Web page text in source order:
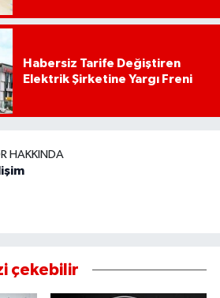
Habersiz Tarife Değiştiren
Elektrik Şirketine Yargı Freni
HAKKINDA
çekebilir